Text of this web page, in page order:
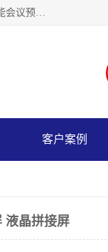
广州如江智能科技有限公司自主研排队叫号系统、工业一体机、叫号机、评价器系统、排队机、微信预约排队系统、智能会议预约系统、自助终端机、自助查询机、LED显示屏、触控一体机、平板会议一体机、教学一体机、室户外液晶广告机等生产以及解决方案，是一家高新技术企业，支持软硬件定制，全国上门安装售后服务。
客户案例
液晶拼接屏